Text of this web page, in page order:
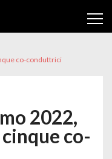
co-conduttrici
2022,
co-